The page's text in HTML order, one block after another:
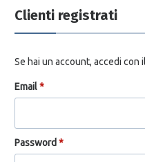
Clienti registrati
Se hai un account, accedi con
Email*
Password *